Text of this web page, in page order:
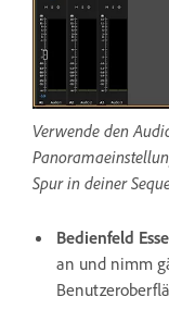
Verwende den
Spur in deiner
Bedienfeld
an und nimm